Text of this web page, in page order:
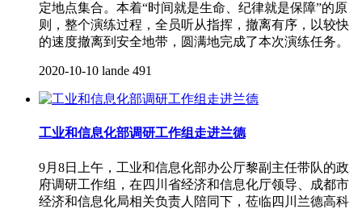
定地点集合。本着“时间就是生命、纪律就是保障”的原
则，整个演练过程，全员听从指挥，撤离有序，以较快
的速度撤离到安全地带，圆满地完成了本次演练任务。
2020-10-10 lande 491
工业和信息化部调研工作组走进兰德
9月8日上午，工业和信息化部办公厅黎副主任带队的政
府调研工作组，在四川省经济和信息化厅领导、成都市
经济和信息化局相关负责人陪同下，莅临四川兰德高科